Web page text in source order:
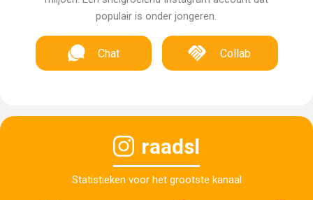
populair is onder jongeren.
Chat Collab
raadsl
Statistieken voor het grootste kanaal